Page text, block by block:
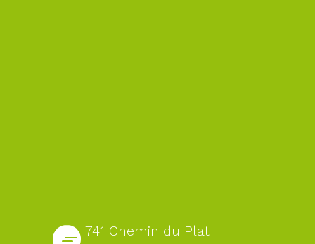
741 Chemin du Plat